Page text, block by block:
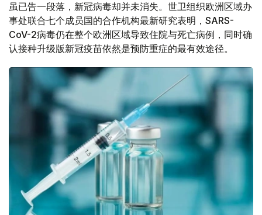
虽已告一段落，新冠病毒却并未消失。世卫组织欧洲区域办
事处联合七个成员国的合作机构最新研究表明，SARS-
CoV-2病毒仍在整个欧洲区域导致住院与死亡病例，同时确
认接种升级版新冠疫苗依然是预防重症的最有效途径。